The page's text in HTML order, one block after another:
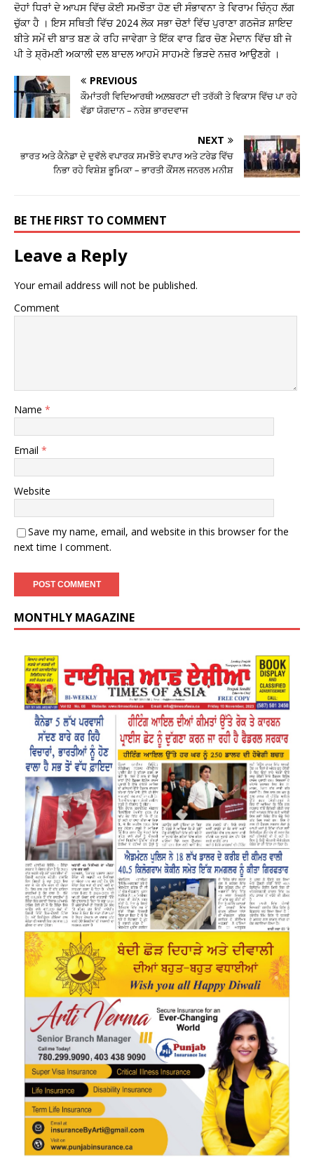
ਦੋਹਾਂ ਧਿਰਾਂ ਦੇ ਆਪਸ ਵਿੱਚ ਕੋਈ ਸਮਝੌਤਾ ਹੋਣ ਦੀ ਸੰਭਾਵਨਾ ਤੇ ਵਿਰਾਮ ਚਿੰਨ੍ਹ ਲੱਗ
ਚੁੱਕਾ ਹੈ । ਇਸ ਸਥਿਤੀ ਵਿੱਚ 2024 ਲੋਕ ਸਭਾ ਚੋਣਾਂ ਵਿੱਚ ਪੁਰਾਣਾ ਗਠਜੋੜ ਸ਼ਾਇਦ
ਬੀਤੇ ਸਮੇਂ ਦੀ ਬਾਤ ਬਣ ਕੇ ਰਹਿ ਜਾਵੇਗਾ ਤੇ ਇੱਕ ਵਾਰ ਫ਼ਿਰ ਚੋਣ ਮੈਦਾਨ ਵਿੱਚ ਬੀ ਜੇ
ਪੀ ਤੇ ਸ਼੍ਰੋਮਣੀ ਅਕਾਲੀ ਦਲ ਬਾਦਲ ਆਹਮੋ ਸਾਹਮਣੇ ਭਿੜਦੇ ਨਜ਼ਰ ਆਉਣਗੇ ।
PREVIOUS
ਕੌਮਾਂਤਰੀ ਵਿਦਿਆਰਥੀ ਅਲ਼ਬਰਟਾ ਦੀ ਤਰੱਕੀ ਤੇ ਵਿਕਾਸ ਵਿੱਚ ਪਾ ਰਹੇ
ਵੱਡਾ ਯੋਗਦਾਨ – ਨਰੇਸ਼ ਭਾਰਦਵਾਜ
NEXT
ਭਾਰਤ ਅਤੇ ਕੈਨੇਡਾ ਦੇ ਦੁਵੱਲੇ ਵਪਾਰਕ ਸਮਝੌਤੇ ਵਪਾਰ ਅਤੇ ਟਰੇਡ ਵਿੱਚ
ਨਿਭਾ ਰਹੇ ਵਿਸ਼ੇਸ਼ ਭੂਮਿਕਾ – ਭਾਰਤੀ ਕੌਂਸਲ ਜਨਰਲ ਮਨੀਸ਼
BE THE FIRST TO COMMENT
Leave a Reply
Your email address will not be published.
Comment
Name *
Email *
Website
Save my name, email, and website in this browser for the
next time I comment.
MONTHLY MAGAZINE